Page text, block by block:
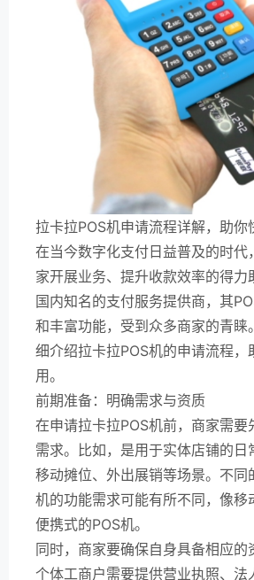
拉卡拉POS机申请流程详解，助你
在当今数字化支付日益普及的时代
家开展业务、提升收款效率的得力
国内知名的支付服务提供商，其
和丰富功能，受到众多商家的青睐
细介绍拉卡拉POS机的申请流程，
用。
前期准备：明确需求与资质
在申请拉卡拉POS机前，商家需要
需求。比如，是用于实体店铺的日
移动摊位、外出展销等场景。不同
机的功能需求可能有所不同，像移
便携式的POS机。
同时，商家要确保自身具备相应的
个体工商户需要提供营业执照、法